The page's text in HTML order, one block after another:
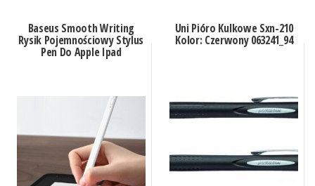
Baseus Smooth Writing
Rysik Pojemnościowy Stylus
Pen Do Apple Ipad
Uni Pióro Kulkowe Sxn-210
Kolor: Czerwony 063241_94